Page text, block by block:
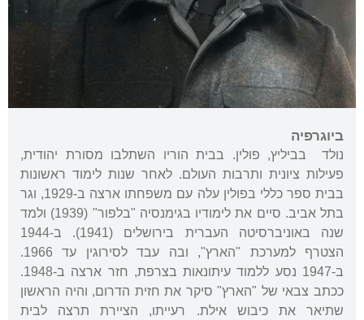
ביוגרפיה
נולד בביליץ, פולין. בבית הוריו השתלבו מסורת יהודית,
פעילות ציונית ותרבות העולם. לאחר שנות לימוד ראשונות
בבית ספר כללי בפולין עלה עם משפחתו ארצה ב-1929, וגר
בתל אביב. סיים את לימודיו בגימנסיה "בלפור" (1939) ולמד
שנה באוניברסיטה העברית בירושלים (1941). ב-1944
הצטרף למערכת "הארץ", ובה עבד לסירוגין עד 1966.
ב-1947 נסע ללמוד עיתונאות בצרפת, חזר ארצה ב-1948.
ככתב צבאי של "הארץ" סיקר את חזית הדרום, והיה הראשון
שתיאר את כיבוש אילת. רעייתו, הציירת תרצה לבית